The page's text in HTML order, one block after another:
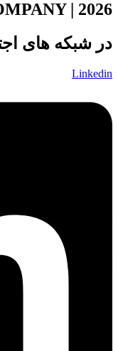
| 2026
در شبکه های
Linkedin